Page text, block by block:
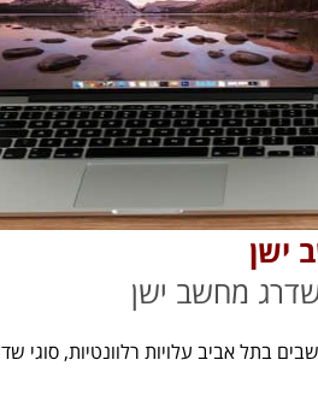
ישן
מחשב ישן
בתל אביב עלויות רלוונטיות, סוגי